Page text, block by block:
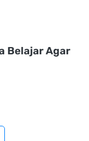
Belajar Agar